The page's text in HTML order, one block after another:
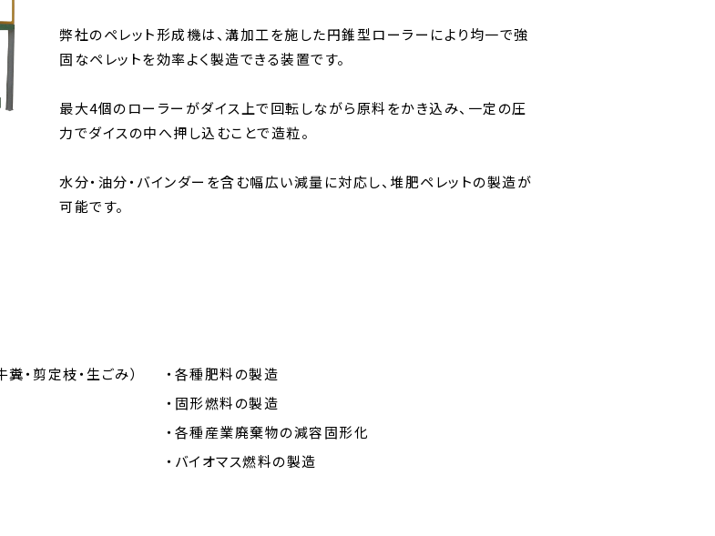
弊社のペレット形成機は、溝加工を施した円錐型ローラーにより均一で強
固なペレットを効率よく製造できる装置です。
最大4個のローラーがダイス上で回転しながら原料をかき込み、一定の圧
力でダイスの中へ押し込むことで造粒。
水分・油分・バインダーを含む幅広い減量に対応し、堆肥ペレットの製造が
可能です。
・剪定枝・生ごみ）
・各種肥料の製造
・固形燃料の製造
・各種産業廃棄物の減容固形化
・バイオマス燃料の製造